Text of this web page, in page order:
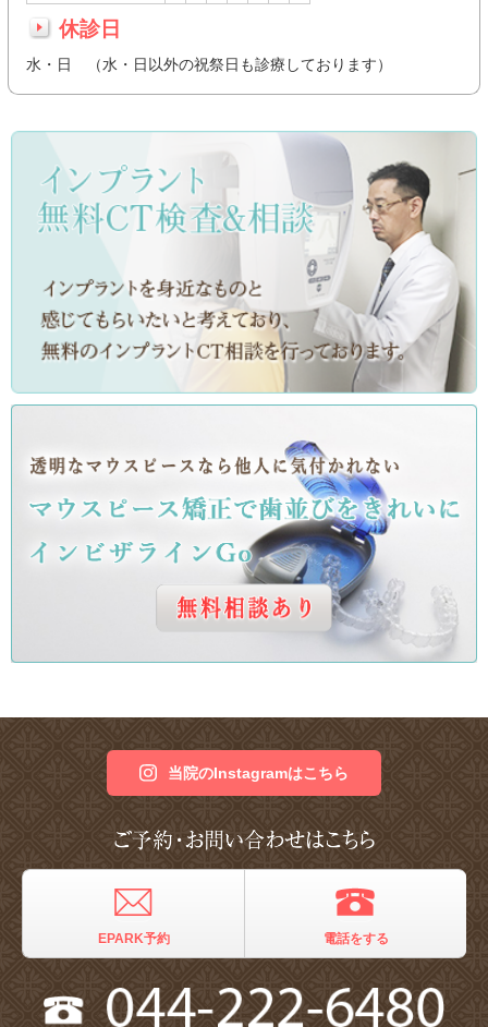
休診日
水・日 （水・日以外の祝祭日も診療しております）
当院のInstagramはこちら
EPARK予約 電話をする